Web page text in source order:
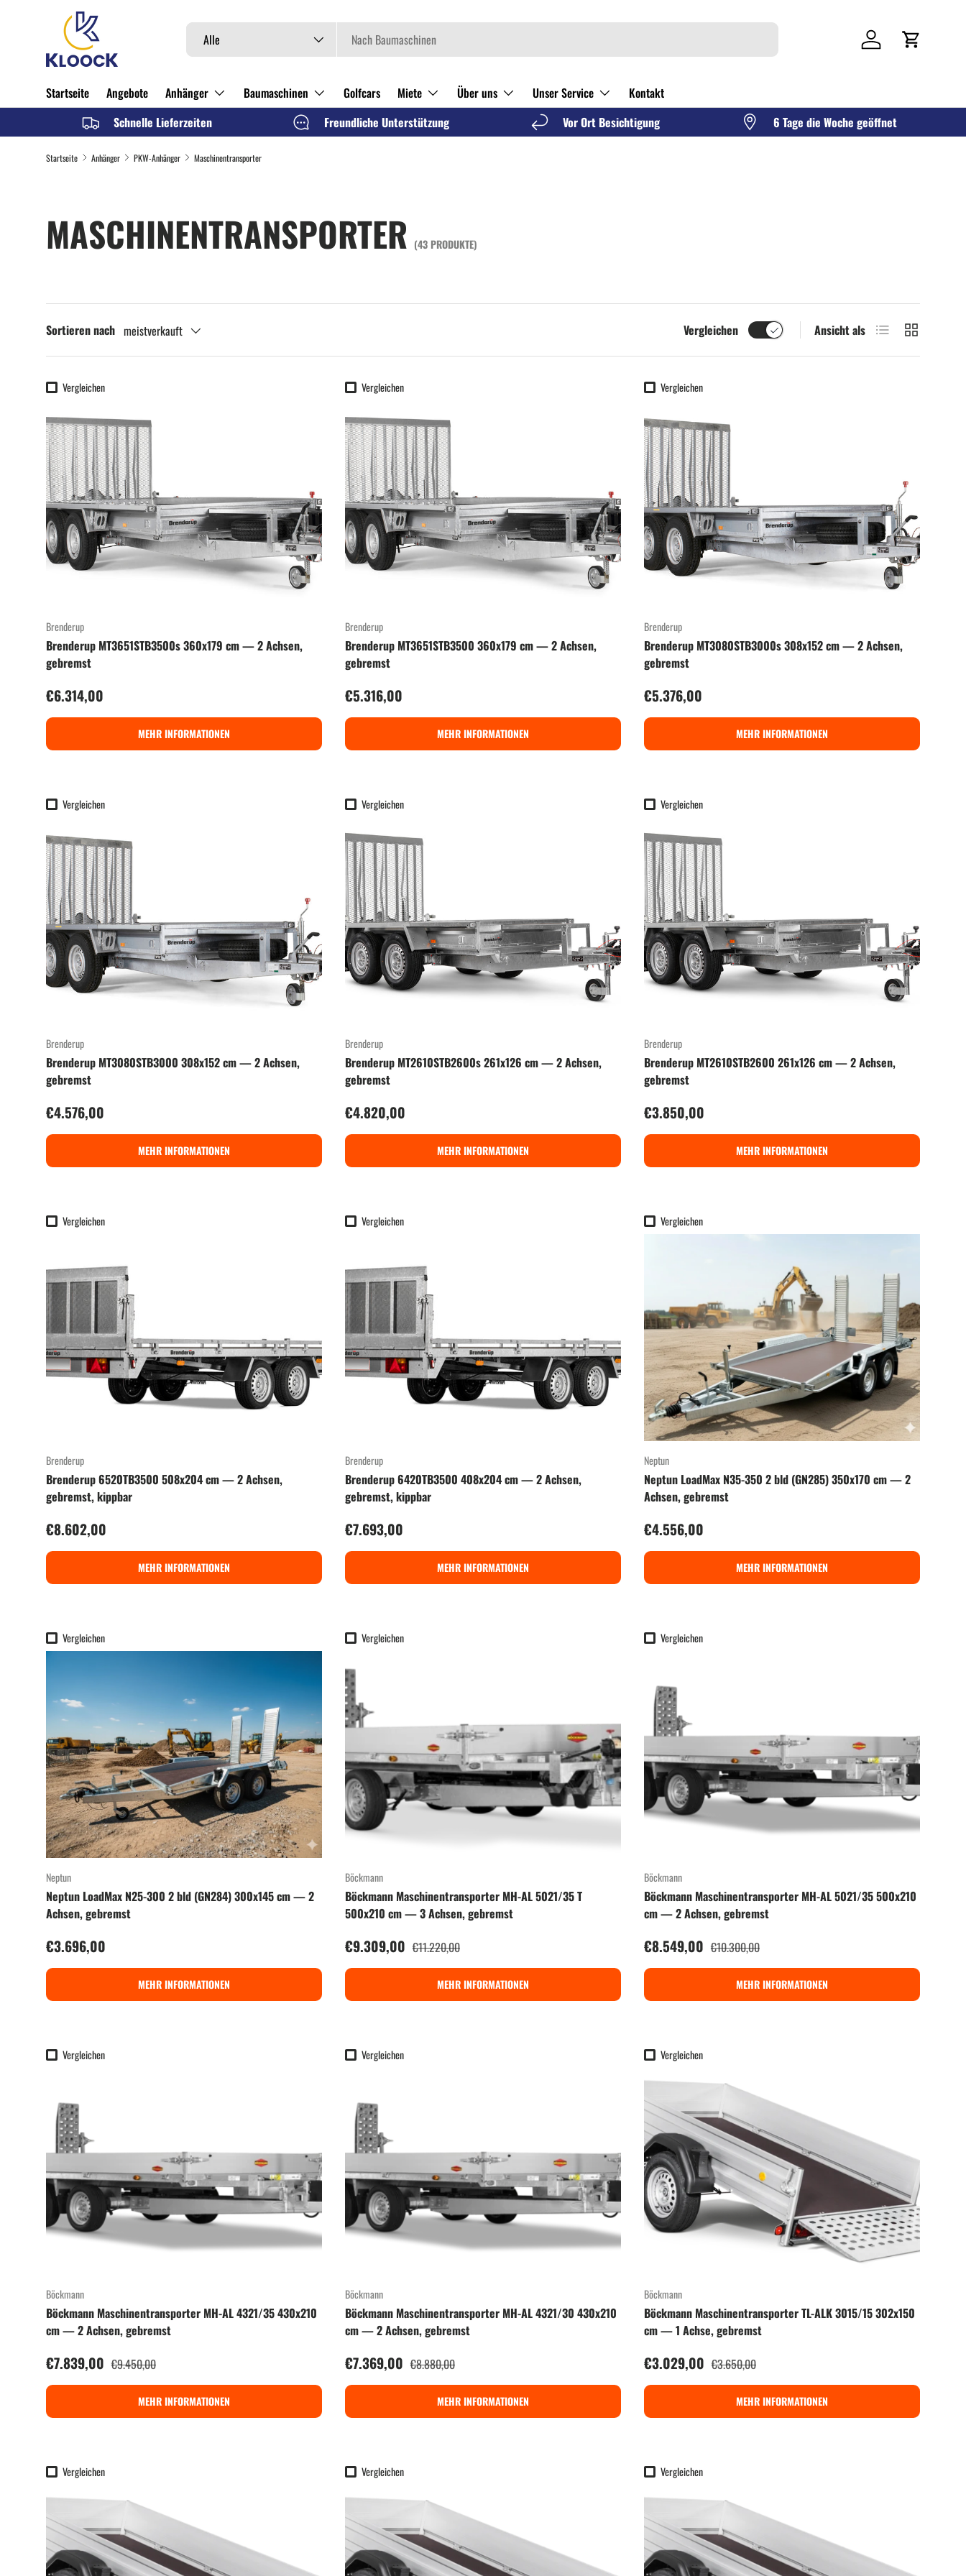
DIREKT ZUM INHALT Suchen
Art
Alle Einloggen
Startseite Angebote Anhänger Baumaschinen Golfcars Miete Über uns Unser Service
Kontakt
Schnelle Lieferzeiten
Freundliche Unterstützung Vor Ort Besichtigung 6 Tage die Woche geöffnet
Startseite Anhänger PKW-Anhänger Maschinentransporter
MASCHINENTRANSPORTER (43 PRODUKTE)
Sortieren nach meistverkauft Vergleichen Ansicht als ProduktlisteProduktraster
Vergleichen
Brenderup
Brenderup MT3651STB3500s 360x179 cm — 2 Achsen,
gebremst
Normaler Preis
€6.314,00
MEHR INFORMATIONEN
Vergleichen
Brenderup
Brenderup MT3651STB3500 360x179 cm — 2 Achsen,
gebremst
Normaler Preis
€5.316,00
MEHR INFORMATIONEN
Vergleichen
Brenderup
Brenderup MT3080STB3000s 308x152 cm — 2 Achsen,
gebremst
Normaler Preis
€5.376,00
MEHR INFORMATIONEN
Vergleichen
Brenderup
Brenderup MT3080STB3000 308x152 cm — 2 Achsen,
gebremst
Normaler Preis
€4.576,00
MEHR INFORMATIONEN
Vergleichen
Brenderup
Brenderup MT2610STB2600s 261x126 cm — 2 Achsen,
gebremst
Normaler Preis
€4.820,00
MEHR INFORMATIONEN
Vergleichen
Brenderup
Brenderup MT2610STB2600 261x126 cm — 2 Achsen,
gebremst
Normaler Preis
€3.850,00
MEHR INFORMATIONEN
Vergleichen
Brenderup
Brenderup 6520TB3500 508x204 cm — 2 Achsen,
gebremst, kippbar
Normaler Preis
€8.602,00
MEHR INFORMATIONEN
Vergleichen
Brenderup
Brenderup 6420TB3500 408x204 cm — 2 Achsen,
gebremst, kippbar
Normaler Preis
€7.693,00
MEHR INFORMATIONEN
Vergleichen
Neptun
Neptun LoadMax N35-350 2 bld (GN285) 350x170 cm — 2
Achsen, gebremst
Normaler Preis
€4.556,00
MEHR INFORMATIONEN
Vergleichen
Neptun
Neptun LoadMax N25-300 2 bld (GN284) 300x145 cm — 2
Achsen, gebremst
Normaler Preis
€3.696,00
MEHR INFORMATIONEN
Vergleichen
Böckmann
Böckmann Maschinentransporter MH-AL 5021/35 T
500x210 cm — 3 Achsen, gebremst
Verkaufspreis
€9.309,00 Normaler Preis
€11.220,00
MEHR INFORMATIONEN
Vergleichen
Böckmann
Böckmann Maschinentransporter MH-AL 5021/35 500x210
cm — 2 Achsen, gebremst
Verkaufspreis
€8.549,00 Normaler Preis
€10.300,00
MEHR INFORMATIONEN
Vergleichen
Böckmann
Böckmann Maschinentransporter MH-AL 4321/35 430x210
cm — 2 Achsen, gebremst
Verkaufspreis
€7.839,00 Normaler Preis
€9.450,00
MEHR INFORMATIONEN
Vergleichen
Böckmann
Böckmann Maschinentransporter MH-AL 4321/30 430x210
cm — 2 Achsen, gebremst
Verkaufspreis
€7.369,00 Normaler Preis
€8.880,00
MEHR INFORMATIONEN
Vergleichen
Böckmann
Böckmann Maschinentransporter TL-ALK 3015/15 302x150
cm — 1 Achse, gebremst
Verkaufspreis
€3.029,00 Normaler Preis
€3.650,00
MEHR INFORMATIONEN
Vergleichen Vergleichen Vergleichen